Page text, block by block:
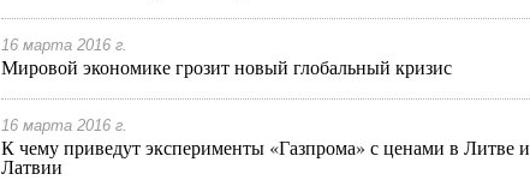
16 марта 2016 г.
Мировой экономике грозит новый глобальный кризис
16 марта 2016 г.
К чему приведут эксперименты «Газпрома» с ценами в Литве и
Латвии